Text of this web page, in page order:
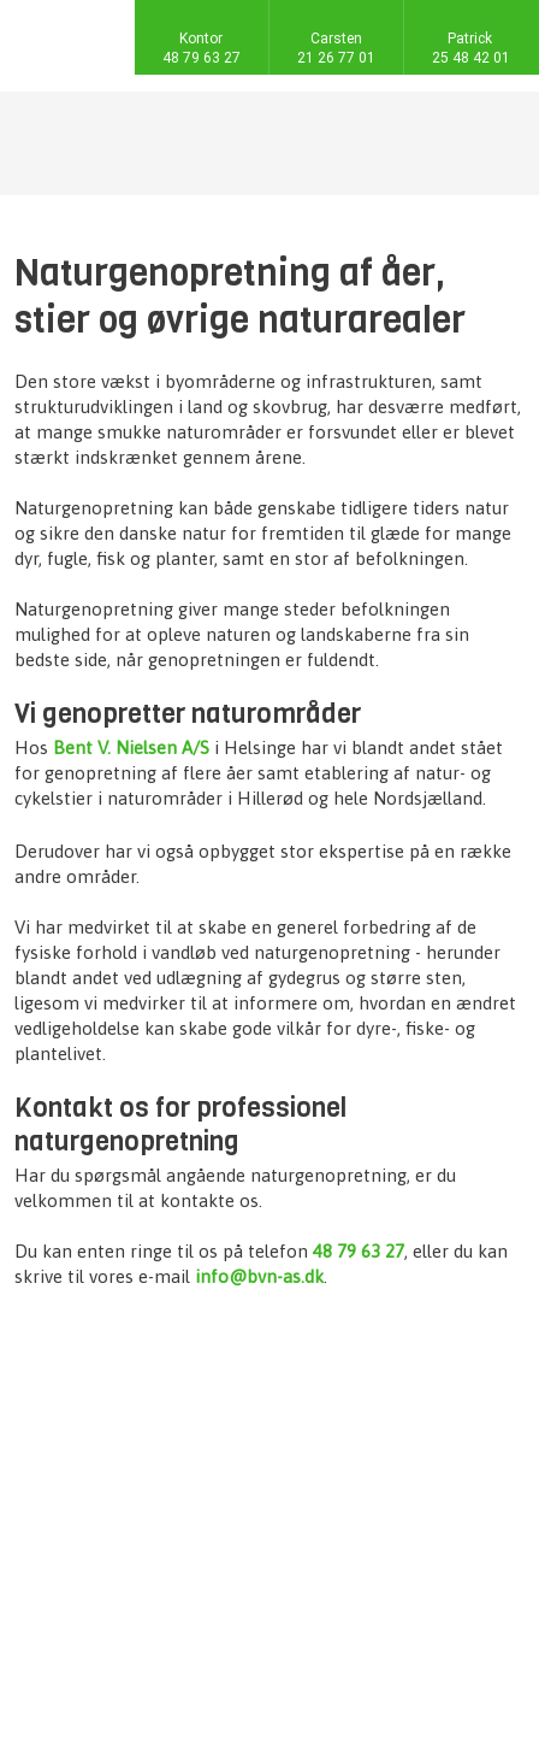
Naturgenopretning af åer,
stier og øvrige naturarealer
Den store vækst i byområderne og infrastrukturen, samt
strukturudviklingen i land og skovbrug, har desværre medført,
at mange smukke naturområder er forsvundet eller er blevet
stærkt indskrænket gennem årene.
Naturgenopretning kan både genskabe tidligere tiders natur
og sikre den danske natur for fremtiden til glæde for mange
dyr, fugle, fisk og planter, samt en stor af befolkningen.
Naturgenopretning giver mange steder befolkningen
mulighed for at opleve naturen og landskaberne fra sin
bedste side, når genopretningen er fuldendt.
Vi genopretter naturområder
Hos Bent V. Nielsen A/Si Helsinge har vi blandt andet stået
for genopretning af flere åer samt etablering af natur- og
cykelstier i naturområder i Hillerød og hele Nordsjælland.
Derudover har vi også opbygget stor ekspertise på en række
andre områder.
​Vi har medvirket til at skabe en generel forbedring af de
fysiske forhold i vandløb ved naturgenopretning - herunder
blandt andet ved udlægning af gydegrus og større sten,
ligesom vi medvirker til at informere om, hvordan en ændret
vedligeholdelse kan skabe gode vilkår for dyre-, fiske- og
plantelivet.
Kontakt os for professionel
naturgenopretning
Har du spørgsmål angående naturgenopretning, er du
velkommen til at kontakte os.
Du kan enten ringe til os på telefon 48 79 63 27, eller du kan
skrive til vores e-mail info@bvn-as.dk.
Kontor
48 79 63 27
Carsten
21 26 77 01​
Patrick
25 48 42 01​